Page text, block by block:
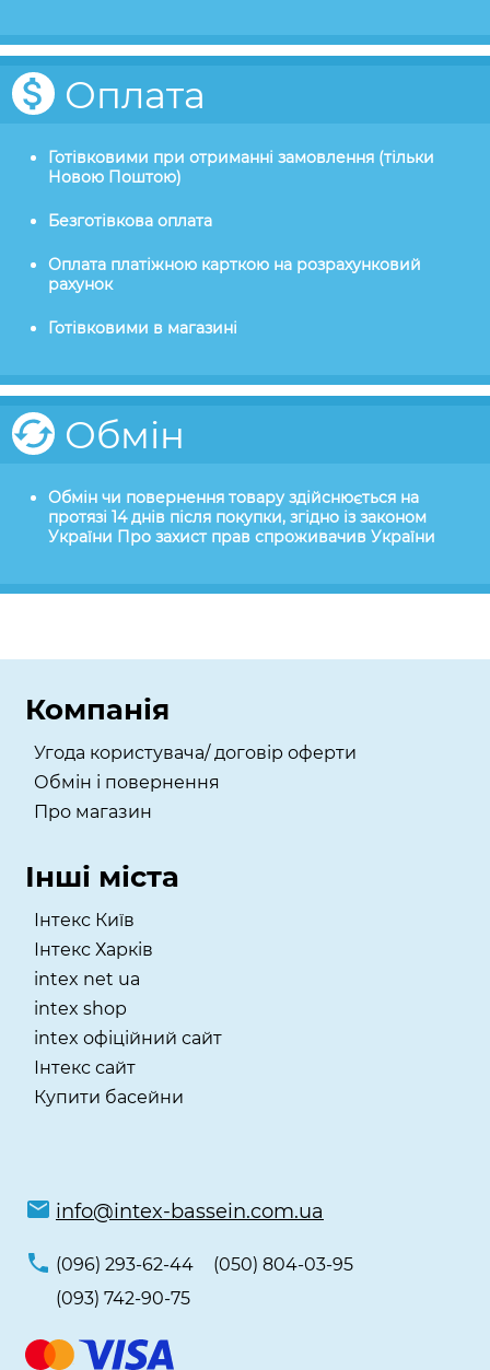
Оплата
Готівковими при отриманні замовлення (тільки
Новою Поштою)
Безготівкова оплата
Оплата платіжною карткою на розрахунковий
рахунок
Готівковими в магазині
Обмін
Обмін чи повернення товару здійснюється на
протязі 14 днів після покупки, згідно із законом
України Про захист прав спроживачив України
Компанія
Угода користувача/ договір оферти
Обмін і повернення
Про магазин
Інші міста
Інтекс Київ
​Інтекс Харків
intex net ua
intex shop
intex офіційний сайт
Інтекс сайт
Купити басейни
info@intex-bassein.com.ua
(096) 293-62-44
(050) 804-03-95
(093) 742-90-75